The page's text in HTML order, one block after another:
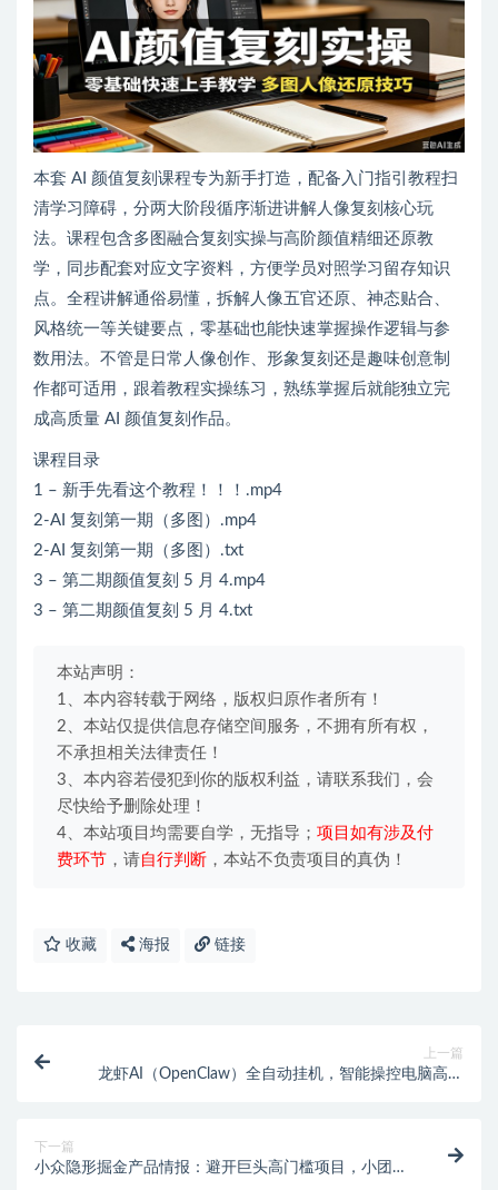
本套 AI 颜值复刻课程专为新手打造，配备入门指引教程扫
清学习障碍，分两大阶段循序渐进讲解人像复刻核心玩
法。课程包含多图融合复刻实操与高阶颜值精细还原教
学，同步配套对应文字资料，方便学员对照学习留存知识
点。全程讲解通俗易懂，拆解人像五官还原、神态贴合、
风格统一等关键要点，零基础也能快速掌握操作逻辑与参
数用法。不管是日常人像创作、形象复刻还是趣味创意制
作都可适用，跟着教程实操练习，熟练掌握后就能独立完
成高质量 AI 颜值复刻作品。
课程目录
1 – 新手先看这个教程！！！.mp4
2-AI 复刻第一期（多图）.mp4
2-AI 复刻第一期（多图）.txt
3 – 第二期颜值复刻 5 月 4.mp4
3 – 第二期颜值复刻 5 月 4.txt
本站声明：
1、本内容转载于网络，版权归原作者所有！
2、本站仅提供信息存储空间服务，不拥有所有权，
不承担相关法律责任！
3、本内容若侵犯到你的版权利益，请联系我们，会
尽快给予删除处理！
4、本站项目均需要自学，无指导； 项目如有涉及付
费环节 ，请自行判断 ，本站不负责项目的真伪！
收藏 海报 链接
上一篇
龙虾AI（OpenClaw）全自动挂机，智能操控电脑高效
下一篇
小众隐形掘金产品情报：避开巨头高门槛项目，小团队